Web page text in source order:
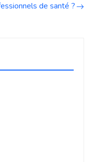
de santé ?